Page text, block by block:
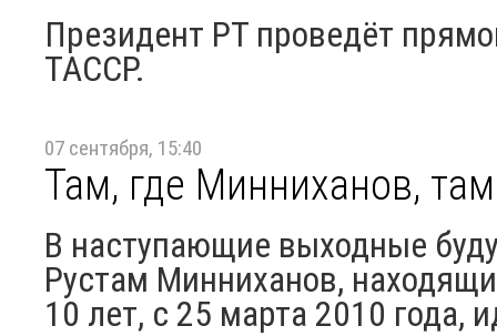
Президент РТ проведёт
ТАССР.
07 сентября, 15:40
Там, где Минниханов,
В наступающие выходные
Рустам Минниханов,
10 лет, с 25 марта 2010 года,